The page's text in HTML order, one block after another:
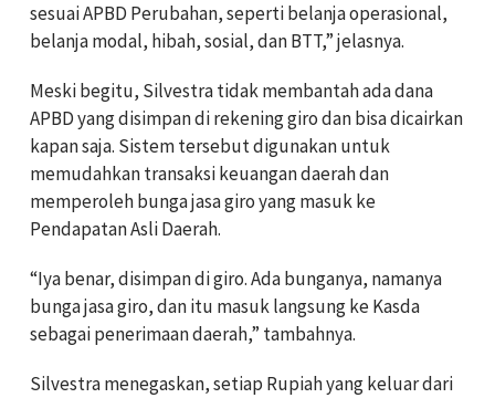
sesuai APBD Perubahan, seperti belanja operasional,
belanja modal, hibah, sosial, dan BTT,” jelasnya.
Meski begitu, Silvestra tidak membantah ada dana
APBD yang disimpan di rekening giro dan bisa dicairkan
kapan saja. Sistem tersebut digunakan untuk
memudahkan transaksi keuangan daerah dan
memperoleh bunga jasa giro yang masuk ke
Pendapatan Asli Daerah.
“Iya benar, disimpan di giro. Ada bunganya, namanya
bunga jasa giro, dan itu masuk langsung ke Kasda
sebagai penerimaan daerah,” tambahnya.
Silvestra menegaskan, setiap Rupiah yang keluar dari